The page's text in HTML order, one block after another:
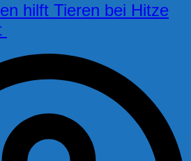
hilft Tieren bei Hitze